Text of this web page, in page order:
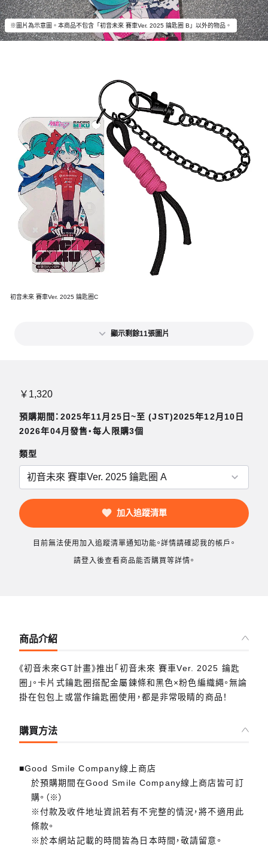
※圖片為示意圖。本商品不包含「初音未來 賽車Ver. 2025 鑰匙圈 B」以外的物品。
初音未來 賽車Ver. 2025 鑰匙圈C
顯示剩餘11張圖片
￥1,320
預購期間：2025年11月25日~至 (JST)2025年12月10日
2026年04月發售・每人限購3個
類型
加入追蹤清單
目前無法使用加入追蹤清單通知功能。詳情請確認我的帳戶。
請登入後查看商品能否購買等詳情。
商品介紹
《初音未來GT計畫》推出「初音未來 賽車Ver. 2025 鑰匙
圈」。卡片式鑰匙圈搭配金屬鍊條和黑色×粉色編織繩。無論
掛在包包上或當作鑰匙圈使用，都是非常吸睛的商品！
購買方法
■Good Smile Company線上商店
於預購期間在Good Smile Company線上商店皆可訂
購。（※）
※付款及收件地址資訊若有不完整的情況，將不適用此
條款。
※於本網站記載的時間皆為日本時間，敬請留意。